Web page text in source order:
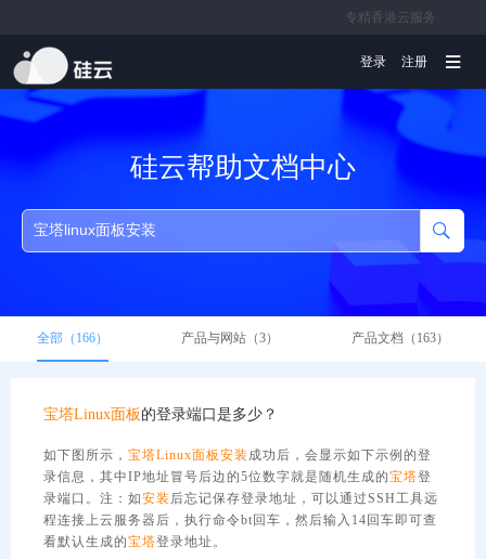
专精香港云服务
文档
登录 注册
硅云帮助文档中心
全部（166） 产品与网站（3） 产品文档（163）
宝塔Linux面板 的登录端口是多少？
如下图所示， 宝塔Linux面板安装 成功后，会显示如下示例的登
录信息，其中IP地址冒号后边的5位数字就是随机生成的宝塔登
录端口。注：如安装 后忘记保存登录地址，可以通过SSH工具远
程连接上云服务器后，执行命令bt回车，然后输入14回车即可查
看默认生成的宝塔登录地址。